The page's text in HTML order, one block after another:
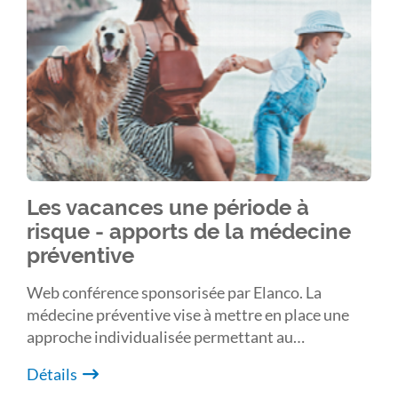
Les vacances une période à
risque - apports de la médecine
préventive
Web conférence sponsorisée par Elanco. La
médecine préventive vise à mettre en place une
approche individualisée permettant au
l’animal, en tenant compte de son mode de vie, et
Détails